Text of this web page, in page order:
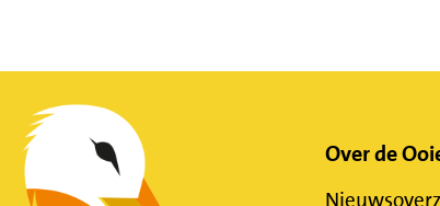
Belangrijke
Over de